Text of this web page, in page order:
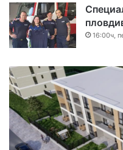
16:00ч,